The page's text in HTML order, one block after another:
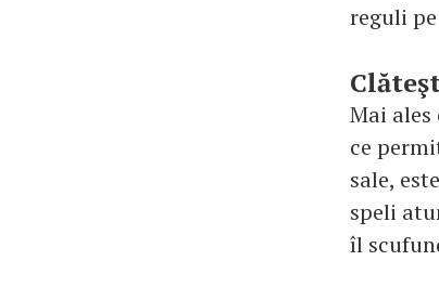
reguli
Mai
ce
sale,
speli
îl